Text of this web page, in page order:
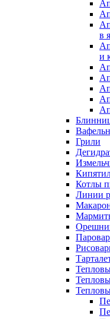
в
и
Грили
Котлы
Линии